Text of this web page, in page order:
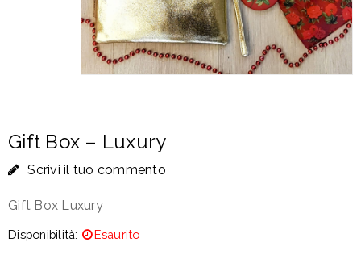
Gift Box – Luxury
Scrivi il tuo commento
Gift Box Luxury
Disponibilità: Esaurito